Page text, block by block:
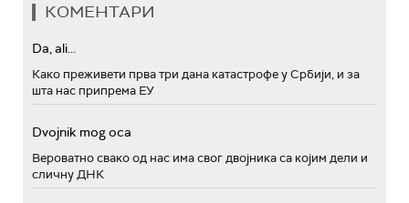
КОМЕНТАРИ
Da, ali...
Како преживети прва три дана катастрофе у Србији, и за
шта нас припрема ЕУ
Dvojnik mog oca
Вероватно свако од нас има свог двојника са којим дели и
сличну ДНК